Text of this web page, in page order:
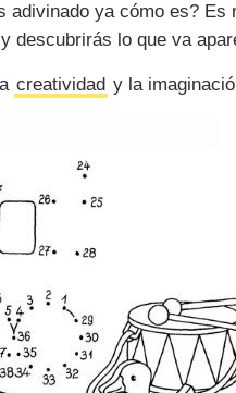
adivinado ya cómo es? Es
descubrirás lo que va
creatividad y la